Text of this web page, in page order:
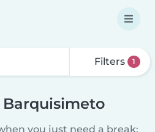
Filters 1
you just need a break: